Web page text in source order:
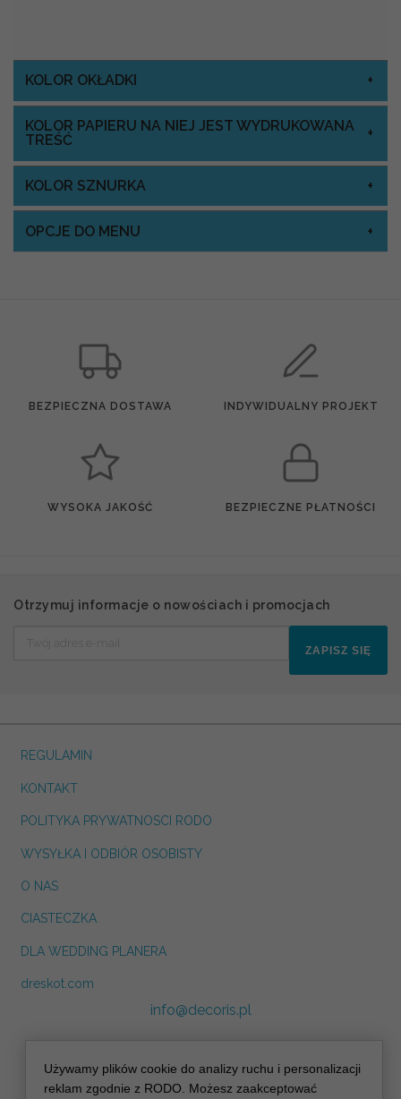
KOLOR OKŁADKI
KOLOR PAPIERU NA NIEJ JEST WYDRUKOWANA
TREŚĆ
KOLOR SZNURKA
OPCJE DO MENU
BEZPIECZNA DOSTAWA INDYWIDUALNY PROJEKT
WYSOKA JAKOŚĆ BEZPIECZNE PŁATNOŚCI
Otrzymuj informacje o nowościach i promocjach
ZAPISZ SIĘ
REGULAMIN
KONTAKT
POLITYKA PRYWATNOSCI RODO
WYSYŁKA I ODBIÓR OSOBISTY
O NAS
CIASTECZKA
DLA WEDDING PLANERA
dreskot.com
info@decoris.pl
Używamy plików cookie do analizy ruchu i personalizacji
reklam zgodnie z RODO. Możesz zaakceptować